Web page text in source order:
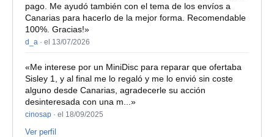
pago. Me ayudó también con el tema de los envíos a
Canarias para hacerlo de la mejor forma. Recomendable
100%. Gracias!»
d_a · el 13/07/2026
«Me interese por un MiniDisc para reparar que ofertaba
Sisley 1, y al final me lo regaló y me lo envió sin coste
alguno desde Canarias, agradecerle su acción
desinteresada con una m...»
cinosap · el 18/09/2025
Ver perfil